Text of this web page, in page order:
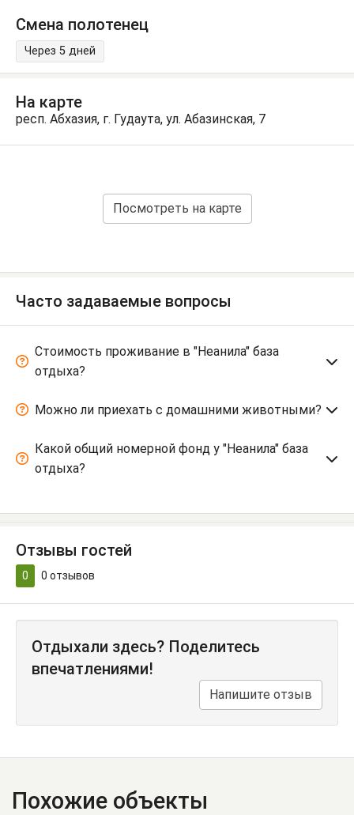
Смена полотенец
Через 5 дней
На карте
респ. Абхазия, г. Гудаута, ул. Абазинская, 7
Посмотреть на карте
Часто задаваемые вопросы
Стоимость проживание в "Неанила" база
отдыха?
Можно ли приехать с домашними животными?
Какой общий номерной фонд у "Неанила" база
отдыха?
Отзывы гостей
0 0 отзывов
Отдыхали здесь? Поделитесь
впечатлениями!
Напишите отзыв
Похожие объекты